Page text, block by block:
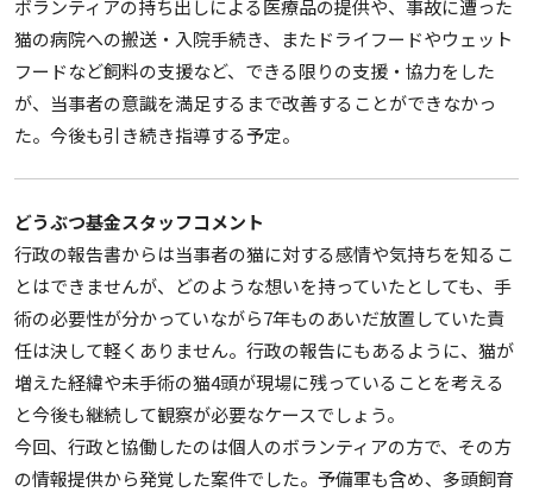
ボランティアの持ち出しによる医療品の提供や、事故に遭った
猫の病院への搬送・入院手続き、またドライフードやウェット
フードなど飼料の支援など、できる限りの支援・協力をした
が、当事者の意識を満足するまで改善することができなかっ
た。今後も引き続き指導する予定。
どうぶつ基金スタッフコメント
行政の報告書からは当事者の猫に対する感情や気持ちを知るこ
とはできませんが、どのような想いを持っていたとしても、手
術の必要性が分かっていながら7年ものあいだ放置していた責
任は決して軽くありません。行政の報告にもあるように、猫が
増えた経緯や未手術の猫4頭が現場に残っていることを考える
と今後も継続して観察が必要なケースでしょう。
今回、行政と協働したのは個人のボランティアの方で、その方
の情報提供から発覚した案件でした。予備軍も含め、多頭飼育